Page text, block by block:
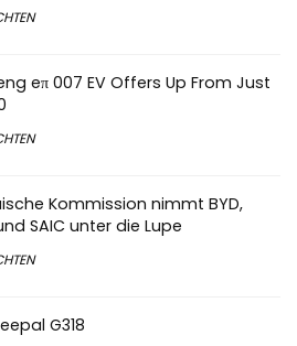
eπ 007 EV Offers Up From Just
Kommission nimmt BYD,
SAIC unter die Lupe
G318